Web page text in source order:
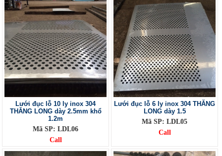
Lưới đục lỗ 10 ly inox 304
THĂNG LONG dày 2.5mm khổ
1.2m
Mã SP: LDL06
Call
Lưới đục lỗ 6 ly inox 304 THĂNG
LONG dày 1.5
Mã SP: LDL05
Call